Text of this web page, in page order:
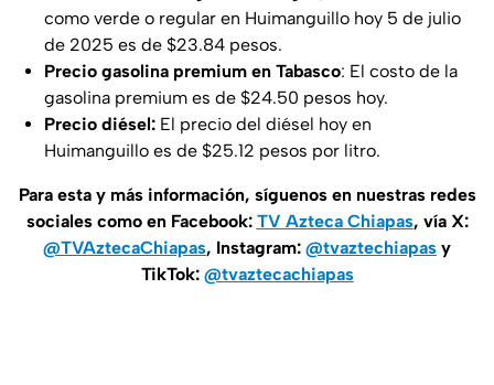
como verde o regular en Huimanguillo hoy 5 de julio
de 2025 es de $23.84 pesos.
Precio gasolina premium en Tabasco: El costo de la
gasolina premium es de $24.50 pesos hoy.
Precio diésel: El precio del diésel hoy en
Huimanguillo es de $25.12 pesos por litro.
Para esta y más información, síguenos en nuestras redes
sociales como en Facebook: TV Azteca Chiapas, vía X:
@TVAztecaChiapas, Instagram: @tvaztechiapas y
TikTok: @tvaztecachiapas